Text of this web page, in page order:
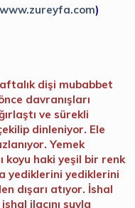
www.zureyfa.com)
dişi mubabbet
davranışları
ve sürekli
dinleniyor. Ele
Yemek
koyu haki yeşil bir renk
yediklerini yediklerini
dışarı atıyor. İshal
ilacını suyla